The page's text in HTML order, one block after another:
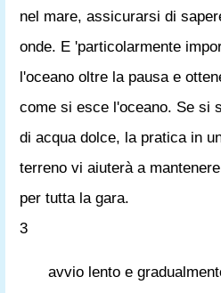
nel mare, assicurarsi di
onde. E 'particolarmente
l'oceano oltre la pausa e
come si esce l'oceano. Se si
di acqua dolce, la pratica in
terreno vi aiuterà a
per tutta la gara.
3
avvio lento e